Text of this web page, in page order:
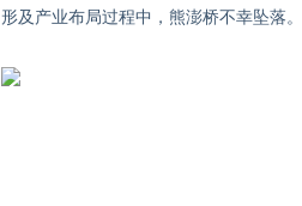
形及产业布局过程中，熊澎桥不幸坠落。